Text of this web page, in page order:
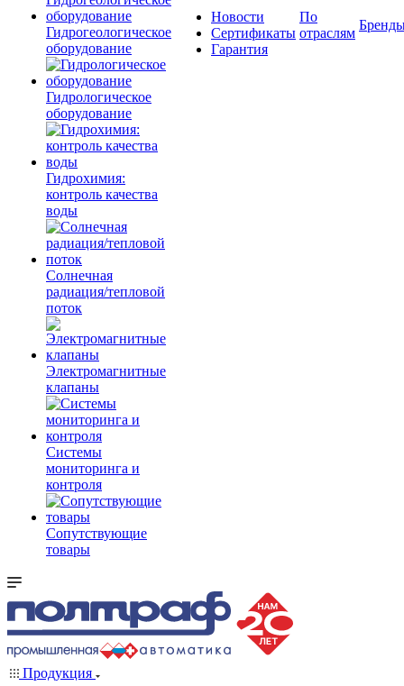
Гидрогеологическое
оборудование
Гидрологическое
оборудование
Гидрохимия:
контроль качества
воды
Солнечная
радиация/тепловой
поток
Электромагнитные
клапаны
Системы
мониторинга и
контроля
Сопутствующие
товары
Новости
Сертификаты
Гарантия
По
отраслям
Продукция